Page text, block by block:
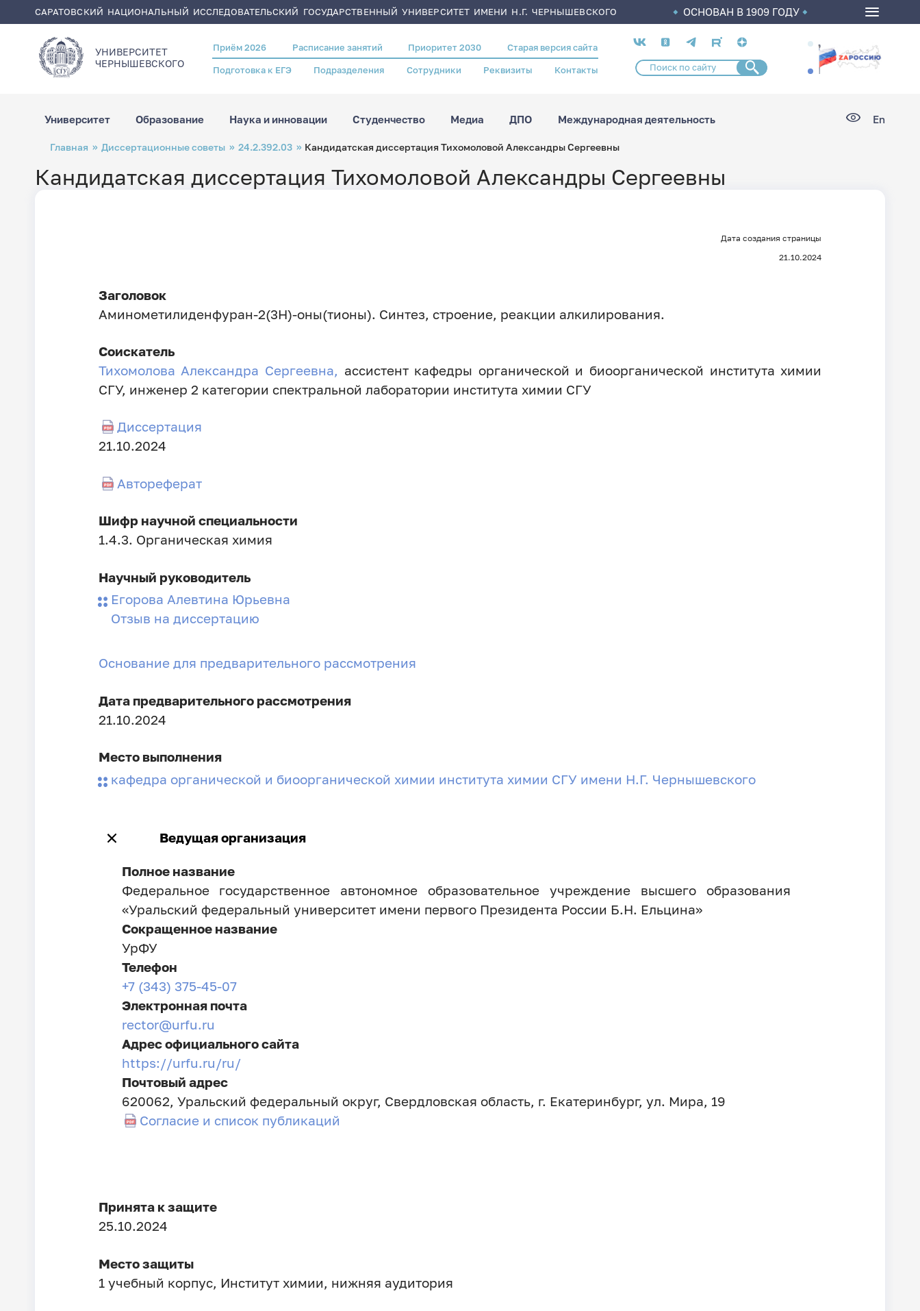
САРАТОВСКИЙ НАЦИОНАЛЬНЫЙ ИССЛЕДОВАТЕЛЬСКИЙ ГОСУДАРСТВЕННЫЙ УНИВЕРСИТЕТ ИМЕНИ Н.Г. ЧЕРНЫШЕВСКОГО ОСНОВАН В 1909 ГОДУ
УНИВЕРСИТЕТ
ЧЕРНЫШЕВСКОГO
Header
menu
Приём 2026 Расписание занятий Приоритет 2030 Старая версия сайта
Подготовка к ЕГЭ Подразделения Сотрудники Реквизиты Контакты
Социальные
сети
Университет Образование Наука и инновации Студенчество Медиа ДПО Международная деятельность En
Строка
навигации
Главная Диссертационные советы 24.2.392.03 Кандидатская диссертация Тихомоловой Александры Сергеевны
Кандидатская диссертация Тихомоловой Александры Сергеевны
Дата создания страницы
страницы
21.10.2024
Заголовок
Аминометилиденфуран-2(3Н)-оны(тионы). Синтез, строение, реакции алкилирования.
Соискатель
Тихомолова Александра Сергеевна, ассистент кафедры органической и биоорганической института химии
СГУ, инженер 2 категории спектральной лаборатории института химии СГУ
Диссертация
Дата
диссертации
21.10.2024
Автореферат
Шифр научной специальности
1.4.3. Органическая химия
Научный руководитель
Егорова Алевтина Юрьевна
Отзыв на диссертацию
Основание для предварительного рассмотрения
Дата предварительного рассмотрения
21.10.2024
Место выполнения
кафедра органической и биоорганической химии института химии СГУ имени Н.Г. Чернышевского
Ведущая организация
Полное название
Федеральное государственное автономное образовательное учреждение высшего образования
«Уральский федеральный университет имени первого Президента России Б.Н. Ельцина»
Сокращенное название
УрФУ
Телефон
+7 (343) 375-45-07
Электронная почта
rector@urfu.ru
Адрес официального сайта
https://urfu.ru/ru/
Почтовый адрес
620062, Уральский федеральный округ, Свердловская область, г. Екатеринбург, ул. Мира, 19
Согласие и список публикаций
Принята к защите
25.10.2024
Место защиты
1 учебный корпус, Институт химии, нижняя аудитория